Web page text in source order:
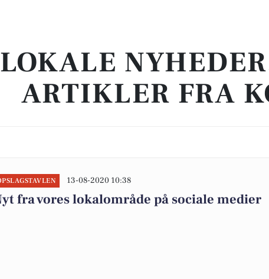
LOKALE
ARTIKLER FRA
13-08-2020 10:38
fra vores lokalområde på sociale medier